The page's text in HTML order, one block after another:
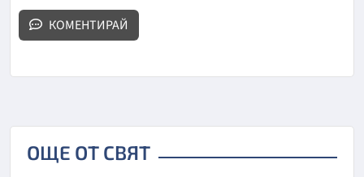
КОМЕНТИРАЙ
ОЩЕ ОТ СВЯТ